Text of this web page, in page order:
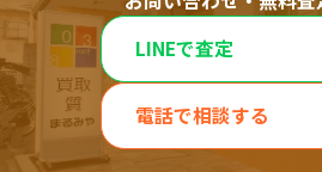
LINEで査定
電話で相談する